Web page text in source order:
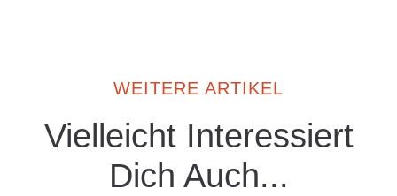
WEITERE ARTIKEL
Vielleicht Interessiert
Dich Auch...